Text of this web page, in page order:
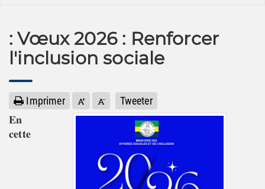
: Vœux 2026 : Renforcer
l'inclusion sociale
Imprimer Tweeter
𝐄𝐧
𝐜𝐞𝐭𝐭𝐞